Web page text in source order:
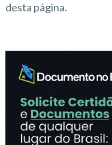
desta página.